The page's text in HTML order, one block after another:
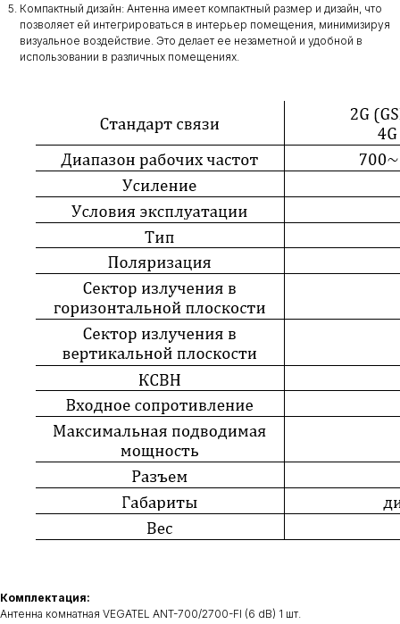
Компактный дизайн: Антенна имеет компактный размер и дизайн, что
позволяет ей интегрироваться в интерьер помещения, минимизируя
визуальное воздействие. Это делает ее незаметной и удобной в
использовании в различных помещениях.
Комплектация:
Антенна комнатная VEGATEL ANT-700/2700-FI (6 dB) 1 шт.